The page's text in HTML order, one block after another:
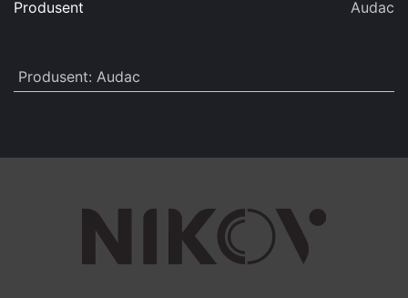
Produsent Audac
Produsent: Audac